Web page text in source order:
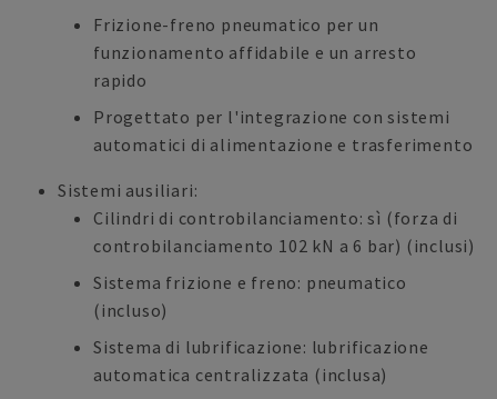
Frizione-freno pneumatico per un
funzionamento affidabile e un arresto
rapido
Progettato per l'integrazione con sistemi
automatici di alimentazione e trasferimento
Sistemi ausiliari:
Cilindri di controbilanciamento: sì (forza di
controbilanciamento 102 kN a 6 bar) (inclusi)
Sistema frizione e freno: pneumatico
(incluso)
Sistema di lubrificazione: lubrificazione
automatica centralizzata (inclusa)